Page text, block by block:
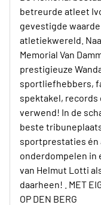
betreurde atleet
gevestigde
atletiekwereld.
Memorial Van
prestigieuze
sportliefhebbers,
spektakel,
verwend! In de
beste
sportprestaties én
onderdompelen in
van Helmut Lotti
daarheen! . MET
OP DEN BERG